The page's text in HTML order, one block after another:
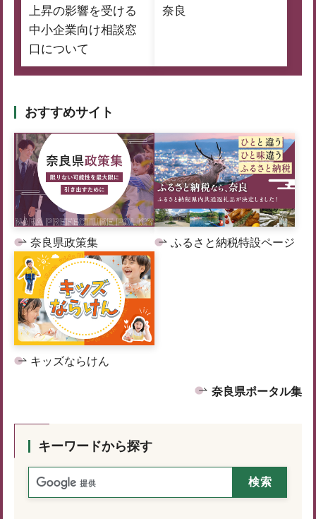
上昇の影響を受ける
中小企業向け相談窓
口について
奈良
おすすめサイト
奈良県政策集 ふるさと納税特設ページ
キッズならけん
奈良県ポータル集
キーワードから探す